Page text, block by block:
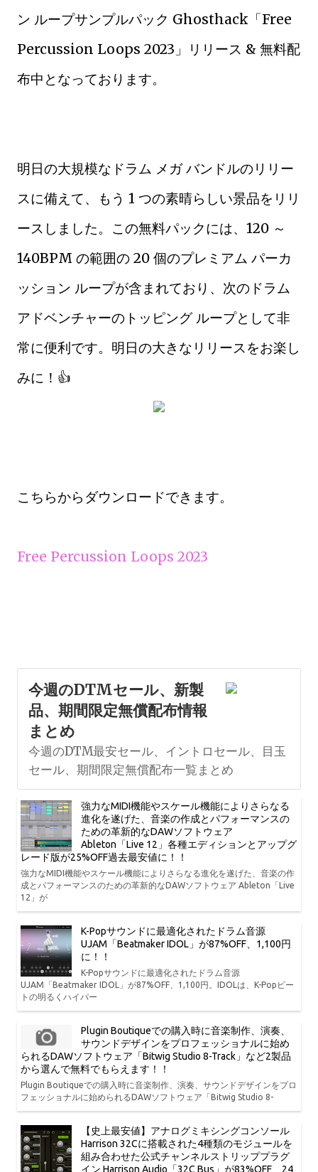
ン ループサンプルパック Ghosthack「Free
Percussion Loops 2023」リリース & 無料配
布中となっております。
明日の大規模なドラム メガ バンドルのリリー
スに備えて、もう 1 つの素晴らしい景品をリリ
ースしました。この無料パックには、120 ～
140BPM の範囲の 20 個のプレミアム パーカ
ッション ループが含まれており、次のドラム
アドベンチャーのトッピング ループとして非
常に便利です。明日の大きなリリースをお楽し
みに！👍
こちらからダウンロードできます。
Free Percussion Loops 2023
今週のDTMセール、新製
品、期間限定無償配布情報
まとめ
今週のDTM最安セール、イントロセール、目玉
セール、期間限定無償配布一覧まとめ
強力なMIDI機能やスケール機能によりさらなる
進化を遂げた、音楽の作成とパフォーマンスの
ための革新的なDAWソフトウェア
Ableton「Live 12」各種エディションとアップグ
レード版が25%OFF過去最安値に！！
強力なMIDI機能やスケール機能によりさらなる進化を遂げた、音楽の作
成とパフォーマンスのための革新的なDAWソフトウェア Ableton「Live
12」が
K-Popサウンドに最適化されたドラム音源
UJAM「Beatmaker IDOL」が87%OFF、1,100円
に！！
K-Popサウンドに最適化されたドラム音源
UJAM「Beatmaker IDOL」が87%OFF、1,100円。IDOLは、K-Popビー
トの明るくハイパー
Plugin Boutiqueでの購入時に音楽制作、演奏、
サウンドデザインをプロフェッショナルに始め
られるDAWソフトウェア「Bitwig Studio 8-Track」など2製品
から選んで無料でもらえます！！
Plugin Boutiqueでの購入時に音楽制作、演奏、サウンドデザインをプロ
フェッショナルに始められるDAWソフトウェア「Bitwig Studio 8-
【史上最安値】アナログミキシングコンソール
Harrison 32Cに搭載された4種類のモジュールを
組み合わせた公式チャンネルストリッププラグ
イン Harrison Audio「32C Bus」が83%OFF、24